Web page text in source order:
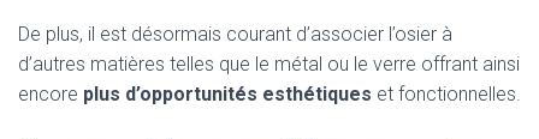
De plus, il est désormais courant d’associer l’osier à
d’autres matières telles que le métal ou le verre offrant ainsi
encore plus d’opportunités esthétiques et fonctionnelles.